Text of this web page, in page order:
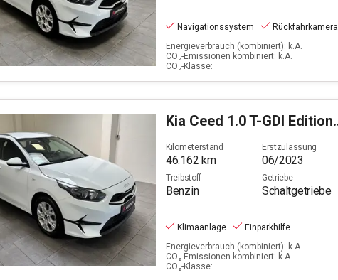
Navigationssystem
Rückfahrkamera
Energieverbrauch (kombiniert): k.A.
CO₂-Emissionen kombiniert: k.A.
CO₂-Klasse:
Kia Ceed 1.0 T-GDI Edition 7 (EURO 6d)
Kilometerstand
46.162 km
Erstzulassung
06/2023
Treibstoff
Benzin
Getriebe
Schaltgetriebe
Klimaanlage
Einparkhilfe
Energieverbrauch (kombiniert): k.A.
CO₂-Emissionen kombiniert: k.A.
CO₂-Klasse: